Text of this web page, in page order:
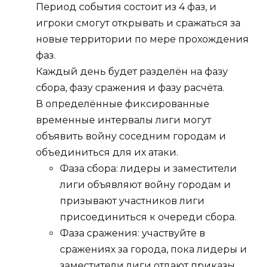
Период события состоит из 4 фаз, и
игроки смогут открывать и сражаться за
новые территории по мере прохождения
фаз.
Каждый день будет разделён на фазу
сбора, фазу сражения и фазу расчёта.
В определённые фиксированные
временные интервалы лиги могут
объявить войну соседним городам и
объединиться для их атаки.
Фаза сбора: лидеры и заместители
лиги объявляют войну городам и
призывают участников лиги
присоединиться к очереди сбора.
Фаза сражения: участвуйте в
сражениях за города, пока лидеры и